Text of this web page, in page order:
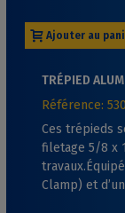
Ajouter au
TRÉPIED
Référence:
Ces trépieds
filetage 5/8 x
Clamp) et